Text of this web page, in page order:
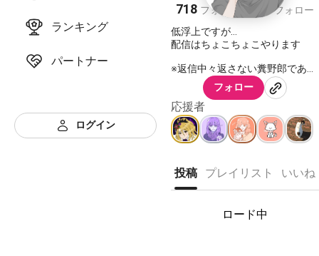
ランキング
パートナー
ログイン
718 フォロワー 176
フォロー
低浮上ですが…
配信はちょこちょこやります
※返信中々返さない糞野郎であり
※加工廚でもあります（生歌はド
下手です）
そして気ままに
コメ返&サウンド投稿していきま
す！
それでも大丈夫な方、仲良くし
て下さい🙇🏿‍♂️
一つひとつのサウンドを大事に…
聴いて何かを感じてもらえるよ
フォロー
応援者
投稿 プレイリスト いいね
ロード中